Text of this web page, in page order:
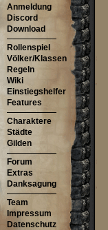
Anmeldung
Discord
Download
Rollenspiel
Völker/Klassen
Regeln
Wiki
Einstiegshelfer
Features
Charaktere
Städte
Gilden
Forum
Extras
Danksagung
Team
Impressum
Datenschutz